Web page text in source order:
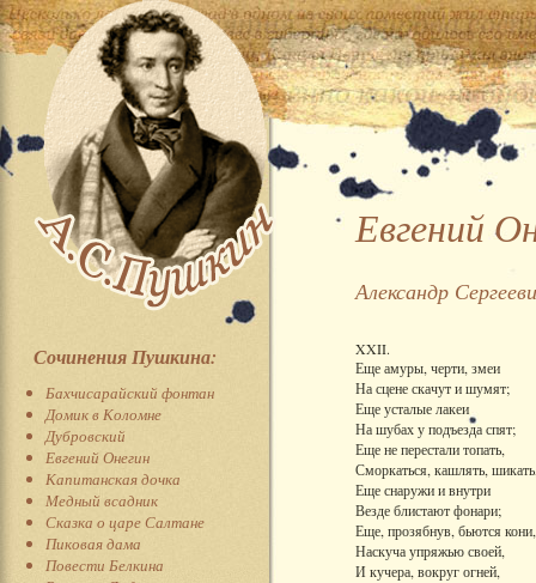
Сочинения Пушкина:
Бахчисарайский фонтан
Домик в Коломне
Дубровский
Евгений Онегин
Капитанская дочка
Медный всадник
Сказка о царе Салтане
Пиковая дама
Повести Белкина
Евгений
Александр
XXII.
Еще амуры, черти, змеи
На сцене скачут и шумят;
Еще усталые лакеи
На шубах у подъезда спят;
Еще не перестали топать,
Сморкаться, кашлять,
Еще снаружи и внутри
Везде блистают фонари;
Еще, прозябнув, бьются кони,
Наскуча упряжью своей,
И кучера, вокруг огней,